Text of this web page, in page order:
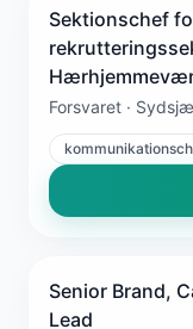
Sektionschef
Forsvaret ·
Senior Brand,
Lead